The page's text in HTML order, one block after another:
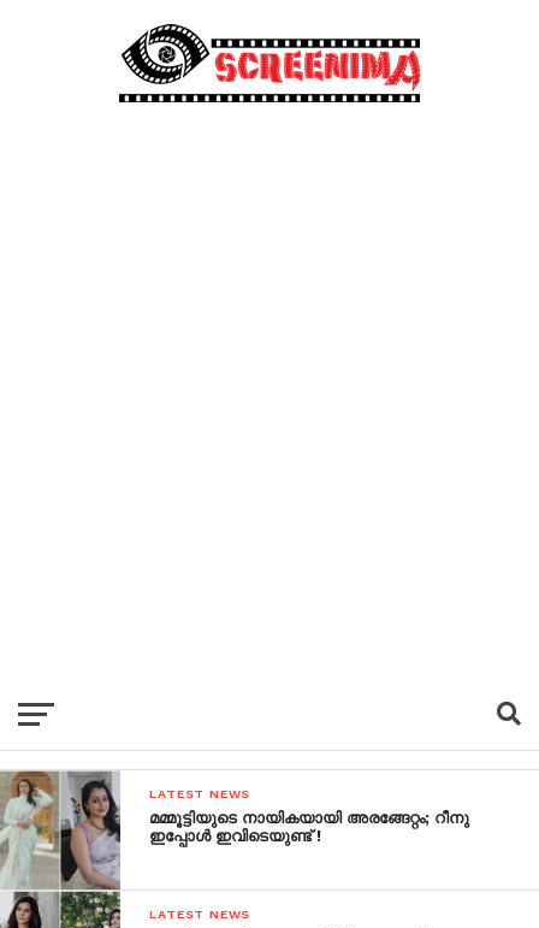
LATEST NEWS
മമ്മൂട്ടിയുടെ നായികയായി അരങ്ങേറ്റം; റീനു
ഇപ്പോള്‍ ഇവിടെയുണ്ട് !
LATEST NEWS